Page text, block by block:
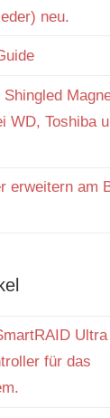
neu.
WD, Toshiba
erweitern am
Ultra
für das